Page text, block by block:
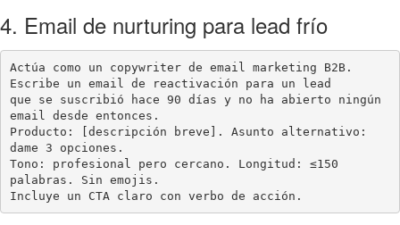
4. Email de nurturing para lead frío
Actúa como un copywriter de email marketing B2B.
Escribe un email de reactivación para un lead
que se suscribió hace 90 días y no ha abierto ningún
email desde entonces.
Producto: [descripción breve]. Asunto alternativo:
dame 3 opciones.
Tono: profesional pero cercano. Longitud: ≤150
palabras. Sin emojis.
Incluye un CTA claro con verbo de acción.